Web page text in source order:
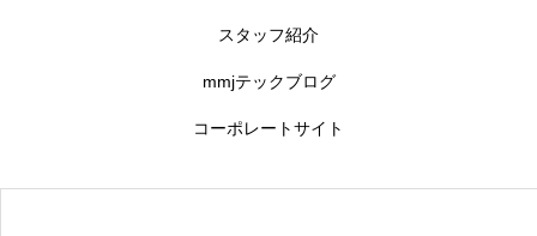
スタッフ紹介
mmjテックブログ
コーポレートサイト